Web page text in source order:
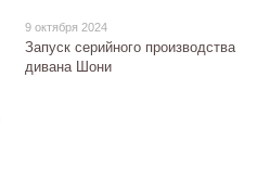
9 октября 2024
Запуск серийного производства
дивана Шони